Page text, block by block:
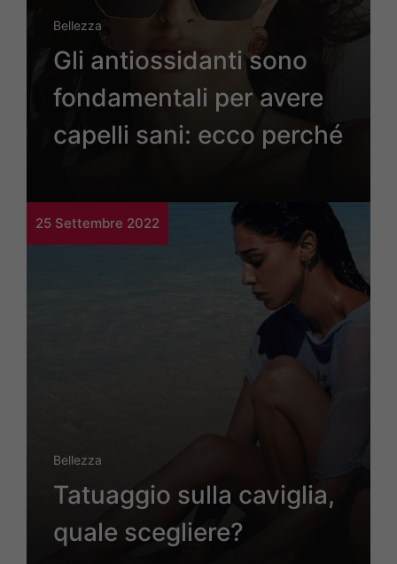
Bellezza
Gli antiossidanti sono
fondamentali per avere
capelli sani: ecco perché
25 Settembre 2022
Bellezza
Tatuaggio sulla caviglia,
quale scegliere?